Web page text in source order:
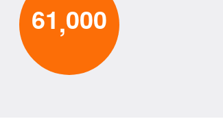
61,000